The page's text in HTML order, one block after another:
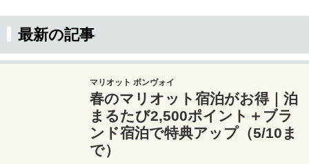
最新の記事
マリオット ボンヴォイ
春のマリオット宿泊がお得｜泊
まるたび2,500ポイント＋ブラ
ンド宿泊で特典アップ（5/10ま
で）